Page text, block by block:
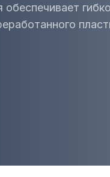
обеспечивает